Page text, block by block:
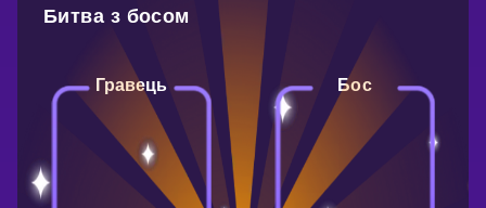
Битва з босом
Гравець Бос